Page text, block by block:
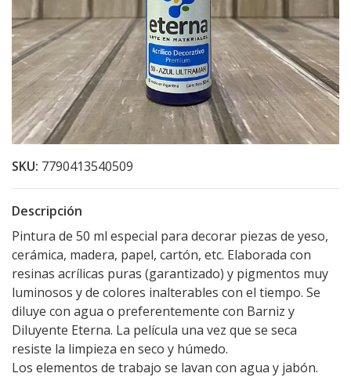
SKU: 7790413540509
Descripción
Pintura de 50 ml especial para decorar piezas de yeso,
cerámica, madera, papel, cartón, etc. Elaborada con
resinas acrílicas puras (garantizado) y pigmentos muy
luminosos y de colores inalterables con el tiempo. Se
diluye con agua o preferentemente con Barniz y
Diluyente Eterna. La película una vez que se seca
resiste la limpieza en seco y húmedo.
Los elementos de trabajo se lavan con agua y jabón.